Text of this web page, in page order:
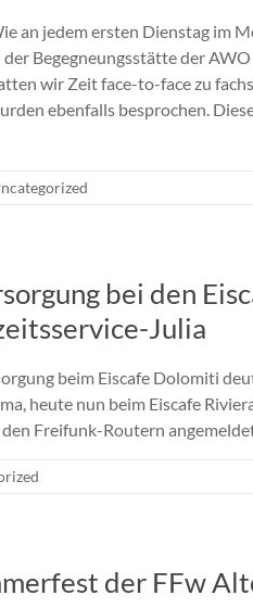
an jedem ersten Dienstag im
der Begegneungsstätte der
wir Zeit face-to-face zu
ebenfalls besprochen.
bei den
Julia
beim Eiscafe Dolomiti
heute nun beim Eiscafe
Freifunk-Routern
der FFw